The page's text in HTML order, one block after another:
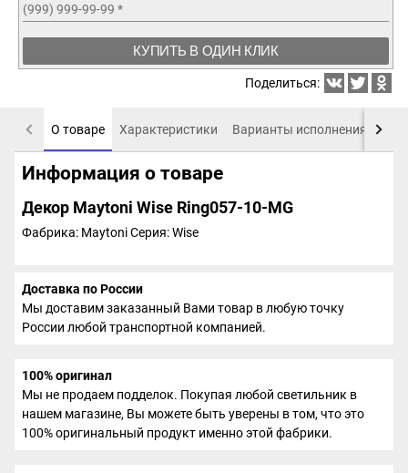
(999) 999-99-99 *
КУПИТЬ В ОДИН КЛИК
Поделиться:
О товаре Характеристики Варианты исполнения
Информация о товаре
Декор Maytoni Wise Ring057-10-MG
Фабрика: MaytoniСерия: Wise
Доставка по России
Мы доставим заказанный Вами товар в любую точку
России любой транспортной компанией.
100% оригинал
Мы не продаем подделок. Покупая любой светильник в
нашем магазине, Вы можете быть уверены в том, что это
100% оригинальный продукт именно этой фабрики.